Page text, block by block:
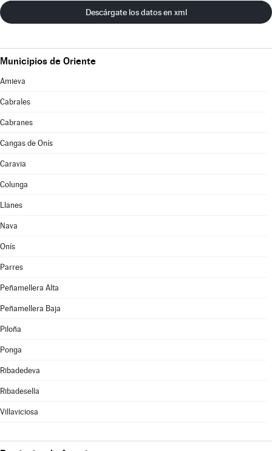
Descárgate los datos en xml
Municipios de Oriente
Amieva
Cabrales
Cabranes
Cangas de Onís
Caravia
Colunga
Llanes
Nava
Onís
Parres
Peñamellera Alta
Peñamellera Baja
Piloña
Ponga
Ribadedeva
Ribadesella
Villaviciosa